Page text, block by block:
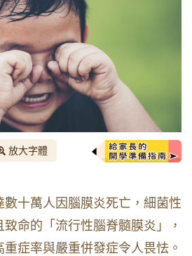
放大字體
數十萬人因腦膜炎死亡，細菌性
命的「流行性腦脊髓膜炎」，
症率與嚴重併發症令人畏怯。